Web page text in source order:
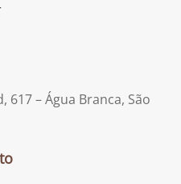
617 – Água Branca, São